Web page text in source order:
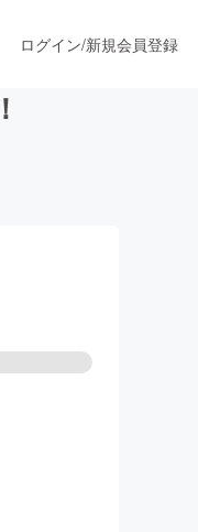
ログイン/新規会員登録